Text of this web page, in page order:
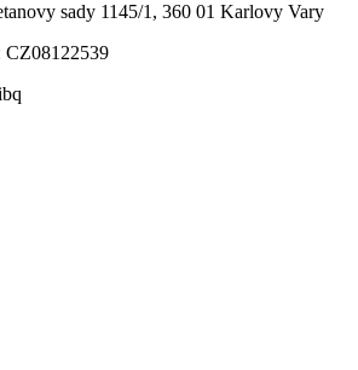
sady 1145/1, 360 01 Karlovy Vary
CZ08122539